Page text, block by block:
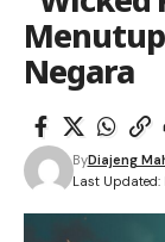
Negara
Last Updated:
ByDiajeng